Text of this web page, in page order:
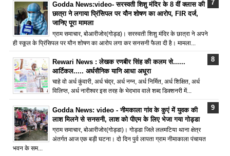
Godda News:video- सरस्वती शिशु मंदिर के 8 वीं क्लास की
छात्रा ने लगाया प्रिंसिपल पर यौन शोषण का आरोप, FIR दर्ज,
जानिए पूरा मामला
ग्राम समाचार, बोआरीजोर(गोड्ड)। सरस्वती शिशु मंदिर के छात्रा ने अपने
ही स्कूल के प्रिंसिपल पर यौन शोषण का आरोप लगा कर सनसनी फैला दी है। मामला...
Rewari News : लेखक रणबीर सिंह की कलम से......
आर्टिकल..... अर्धसैनिक यानि आधा अधूरा
चाहे वो अर्ध कुंवारी, अर्ध चंद्र, अर्ध नग्न, अर्ध निर्मित, अर्ध शिक्षित, अर्ध
विलिप्त, अर्ध नारीश्वर इस तरह के भेदभाव वाले शब्द डिक्शनरी में...
Godda News: video - नीमकाला गांव के कुएं में युवक की
लाश मिलने से सनसनी, लाश को पीएम के लिए भेजा गया गोड्डा
ग्राम समाचार, बोआरीजोर(गोड्डा)। गोड्डा जिले ललमटिया थाना क्षेत्र
अंतर्गत आज एक बड़ी घटना। दो दिन पुर्व लापता ग्राम नीमाकाला पंचायत
भवन के सम...